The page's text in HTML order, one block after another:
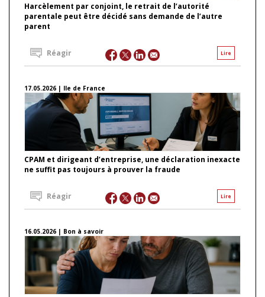
Harcèlement par conjoint, le retrait de l’autorité
parentale peut être décidé sans demande de l’autre
parent
Lire
Réagir
17.05.2026 | Ile de France
CPAM et dirigeant d’entreprise, une déclaration inexacte
ne suffit pas toujours à prouver la fraude
Lire
Réagir
16.05.2026 | Bon à savoir